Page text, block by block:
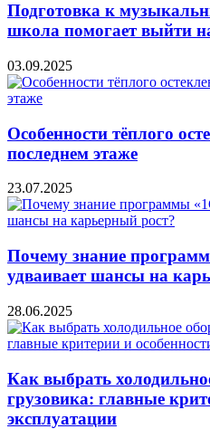
Подготовка к
школа помогает выйти
03.09.2025
Особенности тёплого
последнем этаже
23.07.2025
Почему знание
удваивает шансы на
28.06.2025
Как выбрать
грузовика: главные
эксплуатации